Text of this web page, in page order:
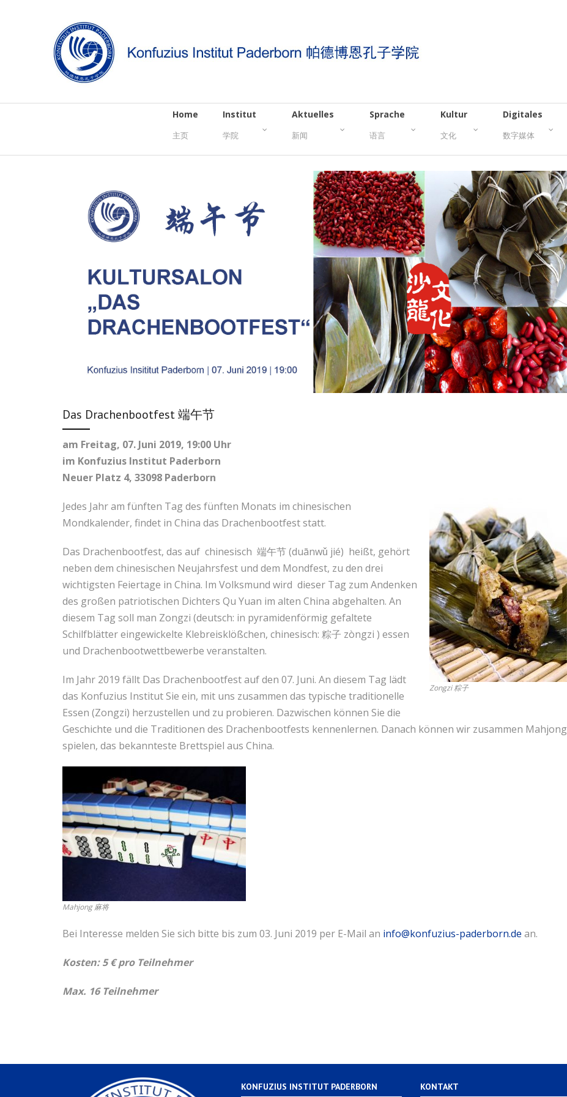
Home
主页
Institut
学院
Aktuelles
新闻
Sprache
语言
Kultur
文化
Digitales
数字媒体
Das Drachenbootfest 端午节
am Freitag, 07. Juni 2019, 19:00 Uhr
im Konfuzius Institut Paderborn
Neuer Platz 4, 33098 Paderborn
Zongzi 粽子
Jedes Jahr am fünften Tag des fünften Monats im chinesischen
Mondkalender, findet in China das Drachenbootfest statt.
Das Drachenbootfest, das auf chinesisch 端午节 (duānwǔ jié) heißt, gehört
neben dem chinesischen Neujahrsfest und dem Mondfest, zu den drei
wichtigsten Feiertage in China. Im Volksmund wird dieser Tag zum Andenken
des großen patriotischen Dichters Qu Yuan im alten China abgehalten. An
diesem Tag soll man Zongzi (deutsch: in pyramidenförmig gefaltete
Schilfblätter eingewickelte Klebreisklößchen, chinesisch: 粽子 zòngzi ) essen
und Drachenbootwettbewerbe veranstalten.
Im Jahr 2019 fällt Das Drachenbootfest auf den 07. Juni. An diesem Tag lädt
das Konfuzius Institut Sie ein, mit uns zusammen das typische traditionelle
Essen (Zongzi) herzustellen und zu probieren. Dazwischen können Sie die
Geschichte und die Traditionen des Drachenbootfests kennenlernen. Danach können wir zusammen Mahjong
spielen, das bekannteste Brettspiel aus China.
Mahjong 麻将
Bei Interesse melden Sie sich bitte bis zum 03. Juni 2019 per E-Mail an info@konfuzius-paderborn.de an.
Kosten: 5 € pro Teilnehmer
Max. 16 Teilnehmer
KONFUZIUS INSTITUT PADERBORN KONTAKT